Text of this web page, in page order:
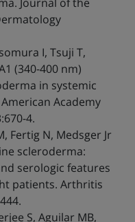
Journal of the
I, Tsuji T,
(340-400 nm)
in systemic
Academy
4.
Fertig N, Medsger Jr
scleroderma:
serologic features
patients. Arthritis
S, Aguilar MB,